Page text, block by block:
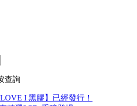
查詢
I 黑膠】已經發行！